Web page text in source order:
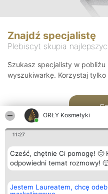
ORŁY Kosmetyki
11:27
Cześć, chętnie Ci pomogę! 🙂
odpowiedni temat rozmowy!
Jestem Laureatem, chcę
Znajdź specjalistę
Plebiscyt skupia
Szukasz specjalisty w pobliżu
wyszukiwarkę. Korzystaj tylko
Organizator plebiscytu
Bright Side Solutions sp. z o.